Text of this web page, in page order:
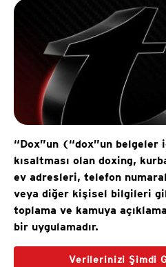
“Dox”un (“dox”un belgeler
kısaltması olan doxing,
ev adresleri, telefon
veya diğer kişisel bilgileri
toplama ve kamuya
bir uygulamadır.
Verilerinizi Şimdi